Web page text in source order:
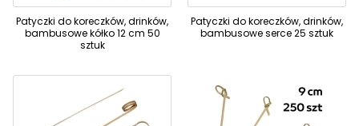
Patyczki do koreczków, drinków,
bambusowe kółko 12 cm 50
sztuk
Patyczki do koreczków, drinków,
bambusowe serce 25 sztuk